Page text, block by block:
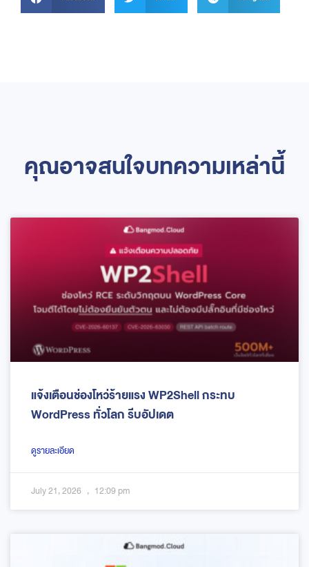
คุณอาจสนใจบทความเหล่านี้
แจ้งเตือนช่องโหว่ร้ายแรง WP2Shell กระทบ
WordPress ทั่วโลก รีบอัปเดต
ดูรายละเอียด
July 21, 2026 12:09 pm